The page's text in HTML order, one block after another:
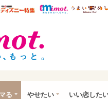
研
ハピママ* ウレぴあ総研 ディ
mimot.
る やせたい いい恋した